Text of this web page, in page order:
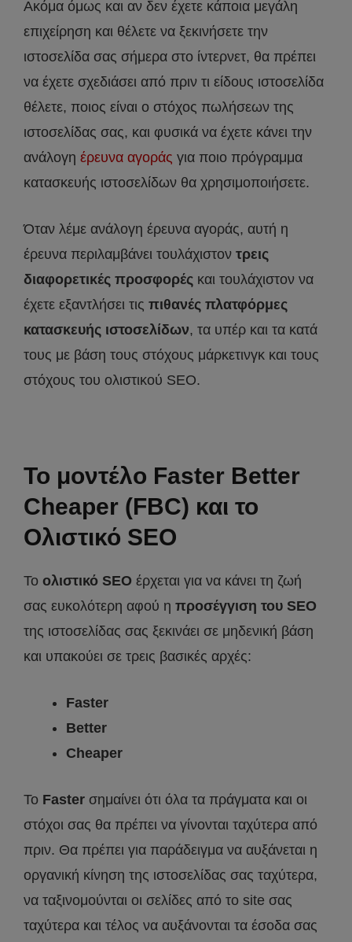
Ακόμα όμως και αν δεν έχετε κάποια μεγάλη
επιχείρηση και θέλετε να ξεκινήσετε την
ιστοσελίδα σας σήμερα στο ίντερνετ, θα πρέπει
να έχετε σχεδιάσει από πριν τι είδους ιστοσελίδα
θέλετε, ποιος είναι ο στόχος πωλήσεων της
ιστοσελίδας σας, και φυσικά να έχετε κάνει την
ανάλογη έρευνα αγοράς για ποιο πρόγραμμα
κατασκευής ιστοσελίδων θα χρησιμοποιήσετε.
Όταν λέμε ανάλογη έρευνα αγοράς, αυτή η
έρευνα περιλαμβάνει τουλάχιστον τρεις
διαφορετικές προσφορές και τουλάχιστον να
έχετε εξαντλήσει τις πιθανές πλατφόρμες
κατασκευής ιστοσελίδων, τα υπέρ και τα κατά
τους με βάση τους στόχους μάρκετινγκ και τους
στόχους του ολιστικού SEO.
Το μοντέλο Faster Better
Cheaper (FBC) και το
Ολιστικό SEO
Το ολιστικό SEO έρχεται για να κάνει τη ζωή
σας ευκολότερη αφού η προσέγγιση του SEO
της ιστοσελίδας σας ξεκινάει σε μηδενική βάση
και υπακούει σε τρεις βασικές αρχές:
Faster
Better
Cheaper
To Faster σημαίνει ότι όλα τα πράγματα και οι
στόχοι σας θα πρέπει να γίνονται ταχύτερα από
πριν. Θα πρέπει για παράδειγμα να αυξάνεται η
οργανική κίνηση της ιστοσελίδας σας ταχύτερα,
να ταξινομούνται οι σελίδες από το site σας
ταχύτερα και τέλος να αυξάνονται τα έσοδα σας